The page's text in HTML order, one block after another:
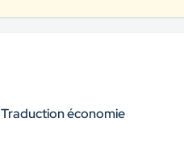
Traduction économie